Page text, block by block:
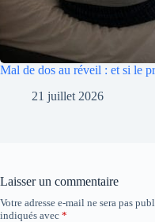
Mal de dos au réveil : et si le
21 juillet 2026
Laisser un commentaire
Votre adresse e-mail ne sera pas
indiqués avec *